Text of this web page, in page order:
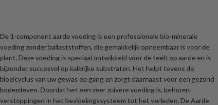
De 1-component aarde voeding is een professionele bio-minerale
voeding zonder ballaststoffen, die gemakkelijk opneembaar is voor de
plant. Deze voeding is speciaal ontwikkeld voor de teelt op aarde en is
bijzonder succesvol op kalkrijke substraten. Het helpt tevens de
bloeicyclus van uw gewas op gang en zorgt daarnaast voor een gezond
bodemleven. Doordat het een zeer zuivere voeding is, behoren
verstoppingen in het bevloeiingssysteem tot het verleden. De Aarde